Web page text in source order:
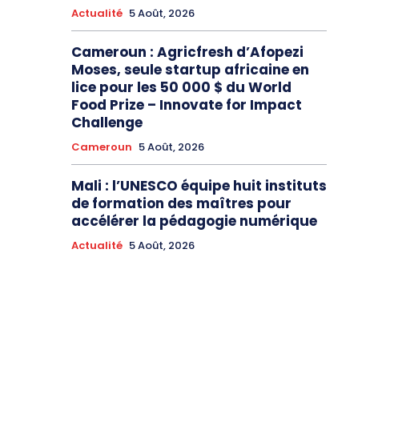
Actualité 5 Août, 2026
Cameroun : Agricfresh d’Afopezi
Moses, seule startup africaine en
lice pour les 50 000 $ du World
Food Prize – Innovate for Impact
Challenge
Cameroun 5 Août, 2026
Mali : l’UNESCO équipe huit instituts
de formation des maîtres pour
accélérer la pédagogie numérique
Actualité 5 Août, 2026